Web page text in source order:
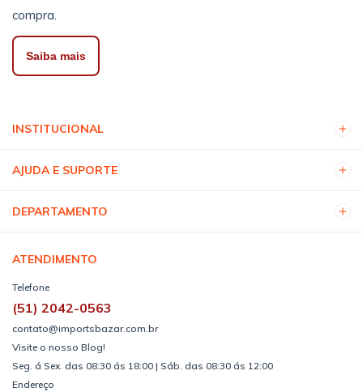
compra.
Saiba mais
INSTITUCIONAL
AJUDA E SUPORTE
DEPARTAMENTO
ATENDIMENTO
Telefone
(51) 2042-0563
contato@importsbazar.com.br
Visite o nosso Blog!
Seg. á Sex. das 08:30 ás 18:00 | Sáb. das 08:30 ás 12:00
Endereço